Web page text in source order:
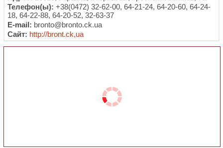
Телефон(ы): +38(0472) 32-62-00, 64-21-24, 64-20-60, 64-24-
18, 64-22-88, 64-20-52, 32-63-37
E-mail: bronto@bronto.ck.ua
Сайт: http://bront.ck,ua